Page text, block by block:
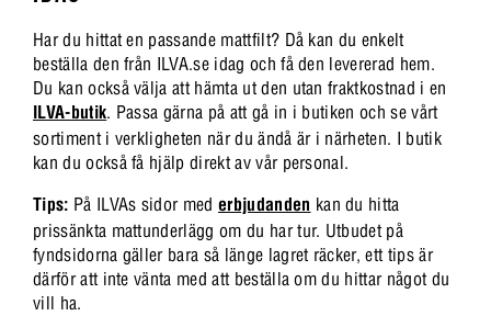
Har du hittat en passande mattfilt? Då kan du enkelt
beställa den från ILVA.se idag och få den levererad hem.
Du kan också välja att hämta ut den utan fraktkostnad i en
ILVA-butik. Passa gärna på att gå in i butiken och se vårt
sortiment i verkligheten när du ändå är i närheten. I butik
kan du också få hjälp direkt av vår personal.
Tips: På ILVAs sidor mederbjudanden kan du hitta
prissänkta mattunderlägg om du har tur. Utbudet på
fyndsidorna gäller bara så länge lagret räcker, ett tips är
därför att inte vänta med att beställa om du hittar något du
vill ha.